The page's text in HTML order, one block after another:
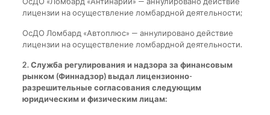
лицензии на осуществление ломбардной деятельности;
ОсДО Ломбард «Автоплюс» — аннулировано действие
лицензии на осуществление ломбардной деятельности.
2. Служба регулирования и надзора за финансовым
рынком (Финнадзор) выдал лицензионно-
разрешительные согласования следующим
юридическим и физическим лицам: